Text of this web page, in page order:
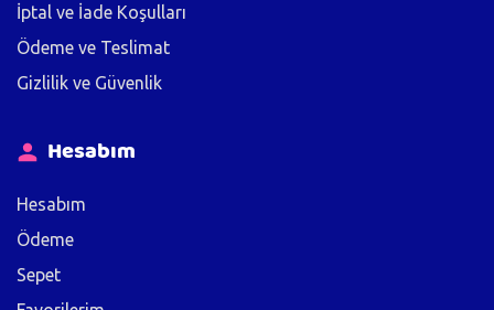
İptal ve İade Koşulları
Ödeme ve Teslimat
Gizlilik ve Güvenlik
Hesabım
Hesabım
Ödeme
Sepet